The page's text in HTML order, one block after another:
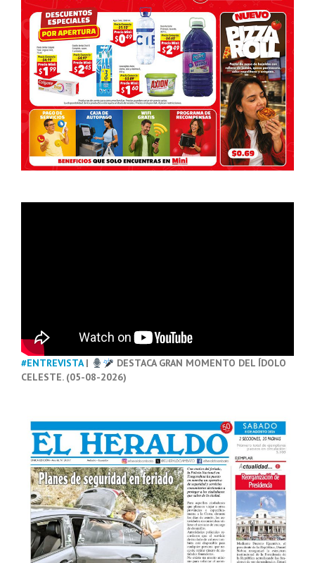
#ENTREVISTA|
DESTACA GRAN MOMENTO DEL ÍDOLO
CELESTE. (05-08-2026)